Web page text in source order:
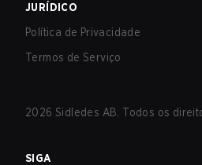
JURÍDICO
Política de Privacidade
Termos de Serviço
2026 Sidledes AB. Todos os
SIGA